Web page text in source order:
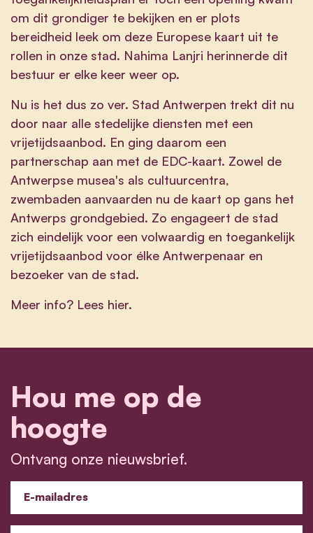
om dit grondiger te bekijken en er plots
bereidheid leek om deze Europese kaart uit te
rollen in onze stad. Nahima Lanjri herinnerde dit
bestuur er elke keer weer op.
Nu is het dus zo ver. Stad Antwerpen trekt dit nu
door naar alle stedelijke diensten met een
vrijetijdsaanbod. En ging daarom een
partnerschap aan met de EDC-kaart. Zowel de
Antwerpse musea's als cultuurcentra,
zwembaden aanvaarden nu de kaart op gans het
Antwerps grondgebied. Zo engageert de stad
zich eindelijk voor een volwaardig en toegankelijk
vrijetijdsaanbod voor élke Antwerpenaar en
bezoeker van de stad.
Meer info? Lees hier.
Hou me op de
hoogte
Ontvang onze nieuwsbrief.
E-mailadres